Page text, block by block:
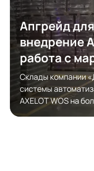
Апгрейд
внедрение
работа с
Склады компании
системы
AXELOT WOS на
автоматизации